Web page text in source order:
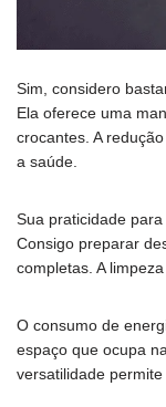
Sim, considero
Ela oferece uma
crocantes. A
a saúde.
Sua praticidade
Consigo preparar
completas. A
O consumo de
espaço que ocupa
versatilidade